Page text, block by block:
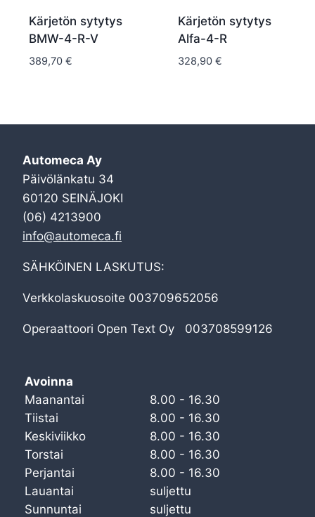
Kärjetön sytytys
BMW-4-R-V
389,70 €
Kärjetön sytytys
Alfa-4-R
328,90 €
Automeca Ay
Päivölänkatu 34
60120 SEINÄJOKI
(06) 4213900
info@automeca.fi
SÄHKÖINEN LASKUTUS:
Verkkolaskuosoite 003709652056
Operaattoori Open Text Oy 003708599126
Avoinna
Maanantai
8.00 - 16.30
Tiistai
8.00 - 16.30
Keskiviikko
8.00 - 16.30
Torstai
8.00 - 16.30
Perjantai
8.00 - 16.30
Lauantai
suljettu
Sunnuntai
suljettu